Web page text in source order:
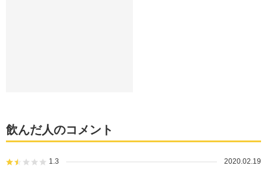
飲んだ人のコメント
1.3 2020.02.19